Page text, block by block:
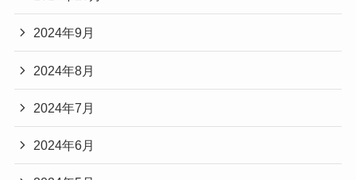
2024年9月
2024年8月
2024年7月
2024年6月